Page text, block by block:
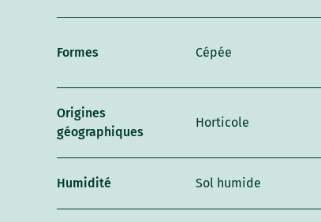
Formes Cépée
Origines
géographiques
Horticole
Humidité Sol humide